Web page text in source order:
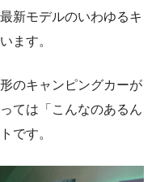
新モデルのいわゆるキ
ます。
のキャンピングカーが
ては「こんなのあるん
です。